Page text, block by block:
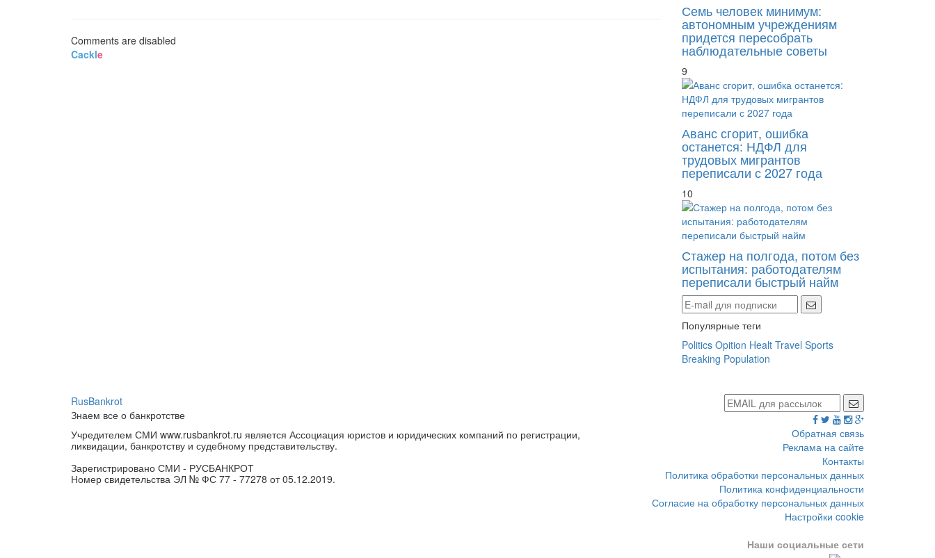
Comments are disabled
Cackle
Семь человек минимум:
автономным учреждениям
придется пересобрать
наблюдательные советы
9
Аванс сгорит, ошибка
останется: НДФЛ для
трудовых мигрантов
переписали с 2027 года
10
Стажер на полгода, потом без
испытания: работодателям
переписали быстрый найм
Популярные теги
Politics Opition Healt Travel Sports
Breaking Population
RusBankrot
Знаем все о банкротстве
Учредителем СМИ www.rusbankrot.ru является Ассоциация юристов и юридических компаний по регистрации,
ликвидации, банкротству и судебному представительству.
Зарегистрировано СМИ - РУСБАНКРОТ
Номер свидетельства ЭЛ № ФС 77 - 77278 от 05.12.2019.
Обратная связь
Реклама на сайте
Контакты
Политика обработки персональных данных
Политика конфиденциальности
Согласие на обработку персональных данных
Настройки cookie
Наши социальные сети